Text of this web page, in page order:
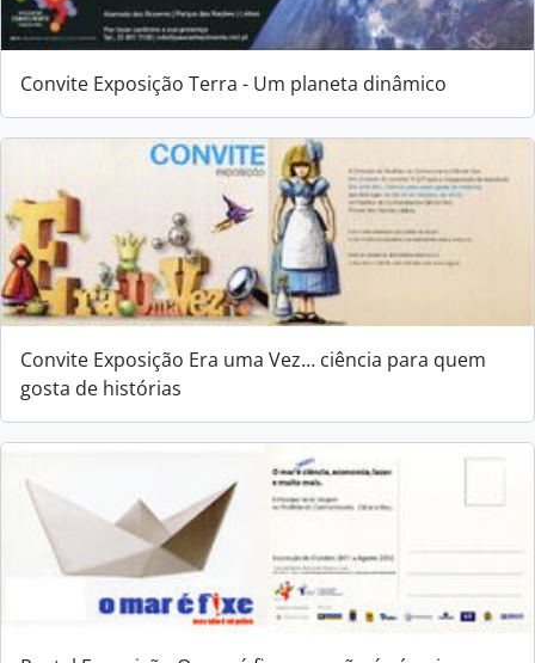
Convite Exposição Terra - Um planeta dinâmico
Convite Exposição Era uma Vez… ciência para quem
gosta de histórias